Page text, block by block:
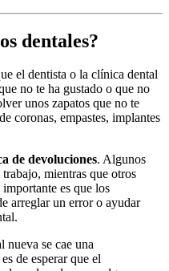
dentales?
el dentista o la clínica dental
no te ha gustado o que no
unos zapatos que no te
coronas, empastes, implantes
de devoluciones. Algunos
mientras que otros
es que los
arreglar un error o ayudar
nueva se cae una
de esperar que el